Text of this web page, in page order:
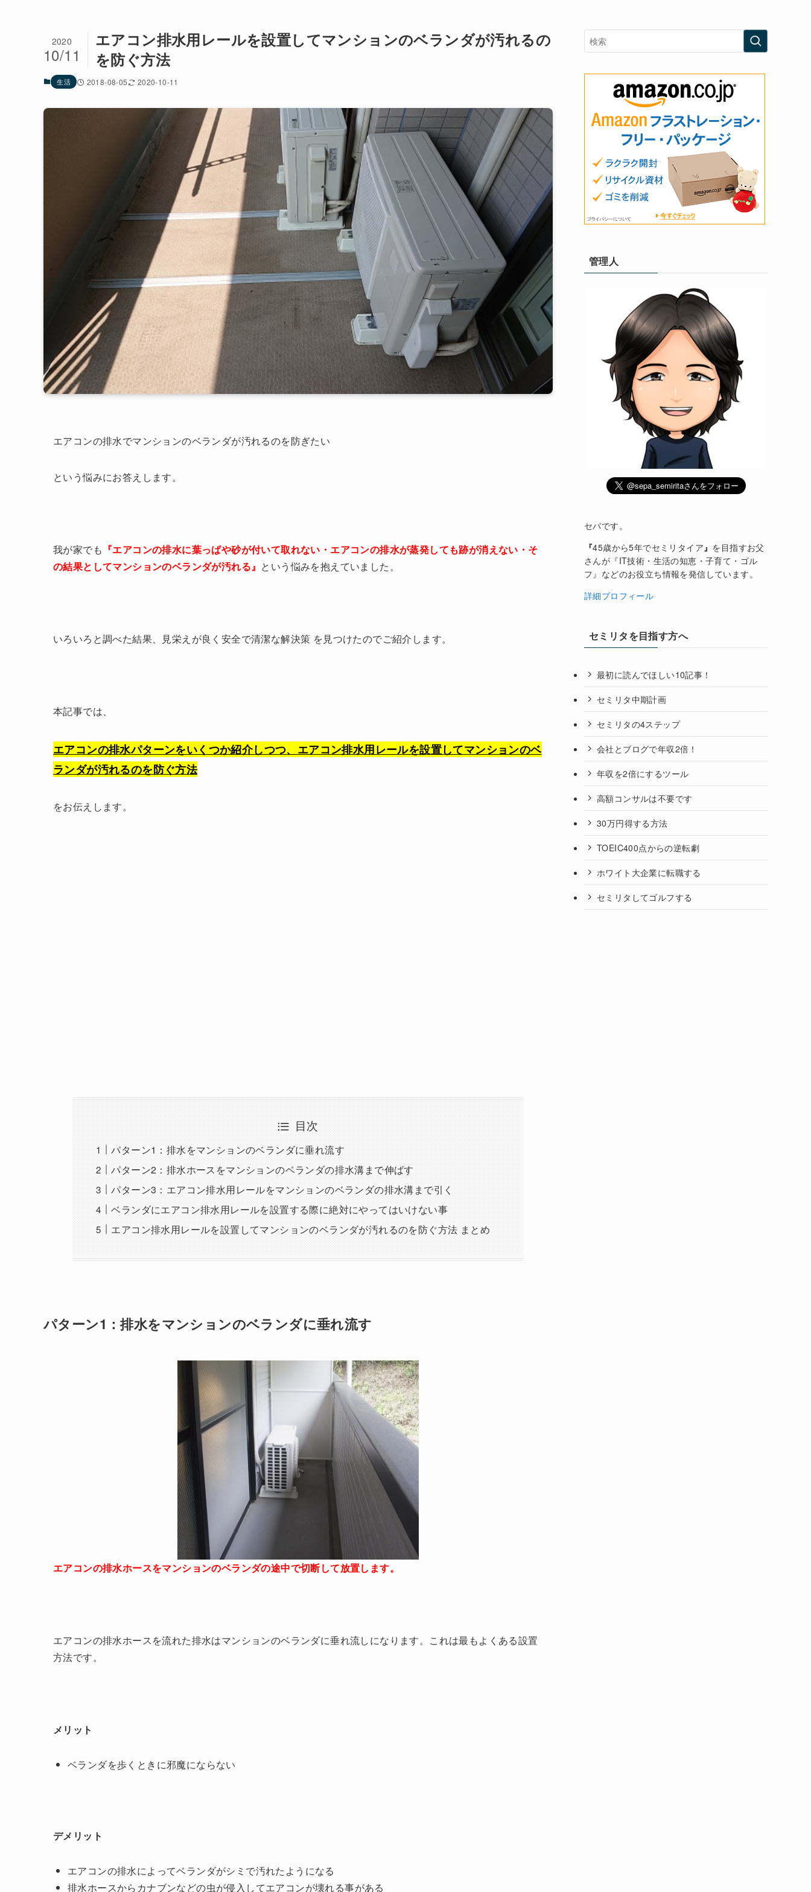
エアコン排水用レールを設置してマンションのベランダが汚れるの
を防ぐ方法
2020
10/11
生活 2018-08-05 2020-10-11
エアコンの排水でマンションのベランダが汚れるのを防ぎたい
という悩みにお答えします。
我が家でも 『エアコンの排水に葉っぱや砂が付いて取れない・エアコンの排水が蒸発しても跡が消えない・そ
の結果としてマンションのベランダが汚れる』 という悩みを抱えていました。
いろいろと調べた結果、見栄えが良く安全で清潔な解決策 を見つけたのでご紹介します。
本記事では、
エアコンの排水パターンをいくつか紹介しつつ、エアコン排水用レールを設置してマンションのベ
ランダが汚れるのを防ぐ方法
をお伝えします。
目次
パターン1：排水をマンションのベランダに垂れ流す
パターン2：排水ホースをマンションのベランダの排水溝まで伸ばす
パターン3：エアコン排水用レールをマンションのベランダの排水溝まで引く
ベランダにエアコン排水用レールを設置する際に絶対にやってはいけない事
エアコン排水用レールを設置してマンションのベランダが汚れるのを防ぐ方法 まとめ
パターン1：排水をマンションのベランダに垂れ流す
エアコンの排水ホースをマンションのベランダの途中で切断して放置します。
エアコンの排水ホースを流れた排水はマンションのベランダに垂れ流しになります。これは最もよくある設置
方法です。
メリット
ベランダを歩くときに邪魔にならない
デメリット
エアコンの排水によってベランダがシミで汚れたようになる
排水ホースからカナブンなどの虫が侵入してエアコンが壊れる事がある
管理人
セパです。
『45歳から5年でセミリタイア』 を目指すお父
さんが『IT技術・生活の知恵・子育て・ゴル
フ』などのお役立ち情報を発信しています。
詳細プロフィール
セミリタを目指す方へ
最初に読んでほしい10記事！
セミリタ中期計画
セミリタの4ステップ
会社とブログで年収2倍！
年収を2倍にするツール
高額コンサルは不要です
30万円得する方法
TOEIC400点からの逆転劇
ホワイト大企業に転職する
セミリタしてゴルフする